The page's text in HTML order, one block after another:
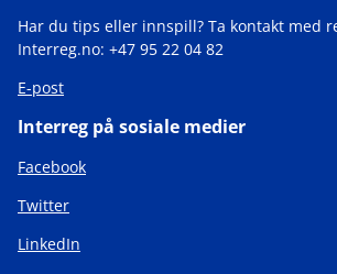
Har du tips eller innspill? Ta kontakt med
Interreg.no: +47 95 22 04 82
E-post
Interreg på sosiale medier
Facebook
Twitter
LinkedIn